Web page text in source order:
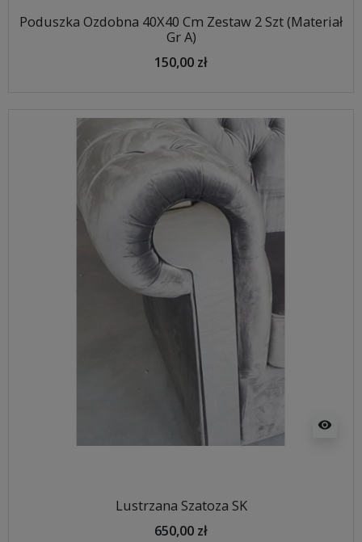
Poduszka Ozdobna 40X40 Cm Zestaw 2 Szt (Materiał
Gr A)
150,00 zł
visibility
Lustrzana Szatoza SK
650,00 zł